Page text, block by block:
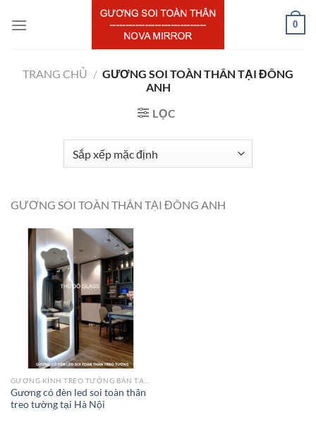
đến
0
TRANG CHỦ / GƯƠNG SOI TOÀN THÂN TẠI ĐÔNG
ANH
LỌC
GƯƠNG SOI TOÀN THÂN TẠI ĐÔNG ANH
Gương có đèn led soi toàn thân
treo tường tại Hà Nội